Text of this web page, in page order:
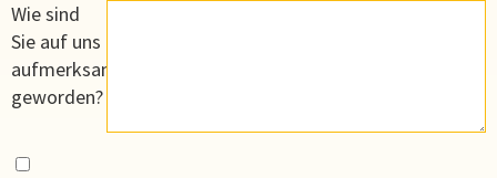
Wie sind
Sie auf uns
aufmerksam
geworden?